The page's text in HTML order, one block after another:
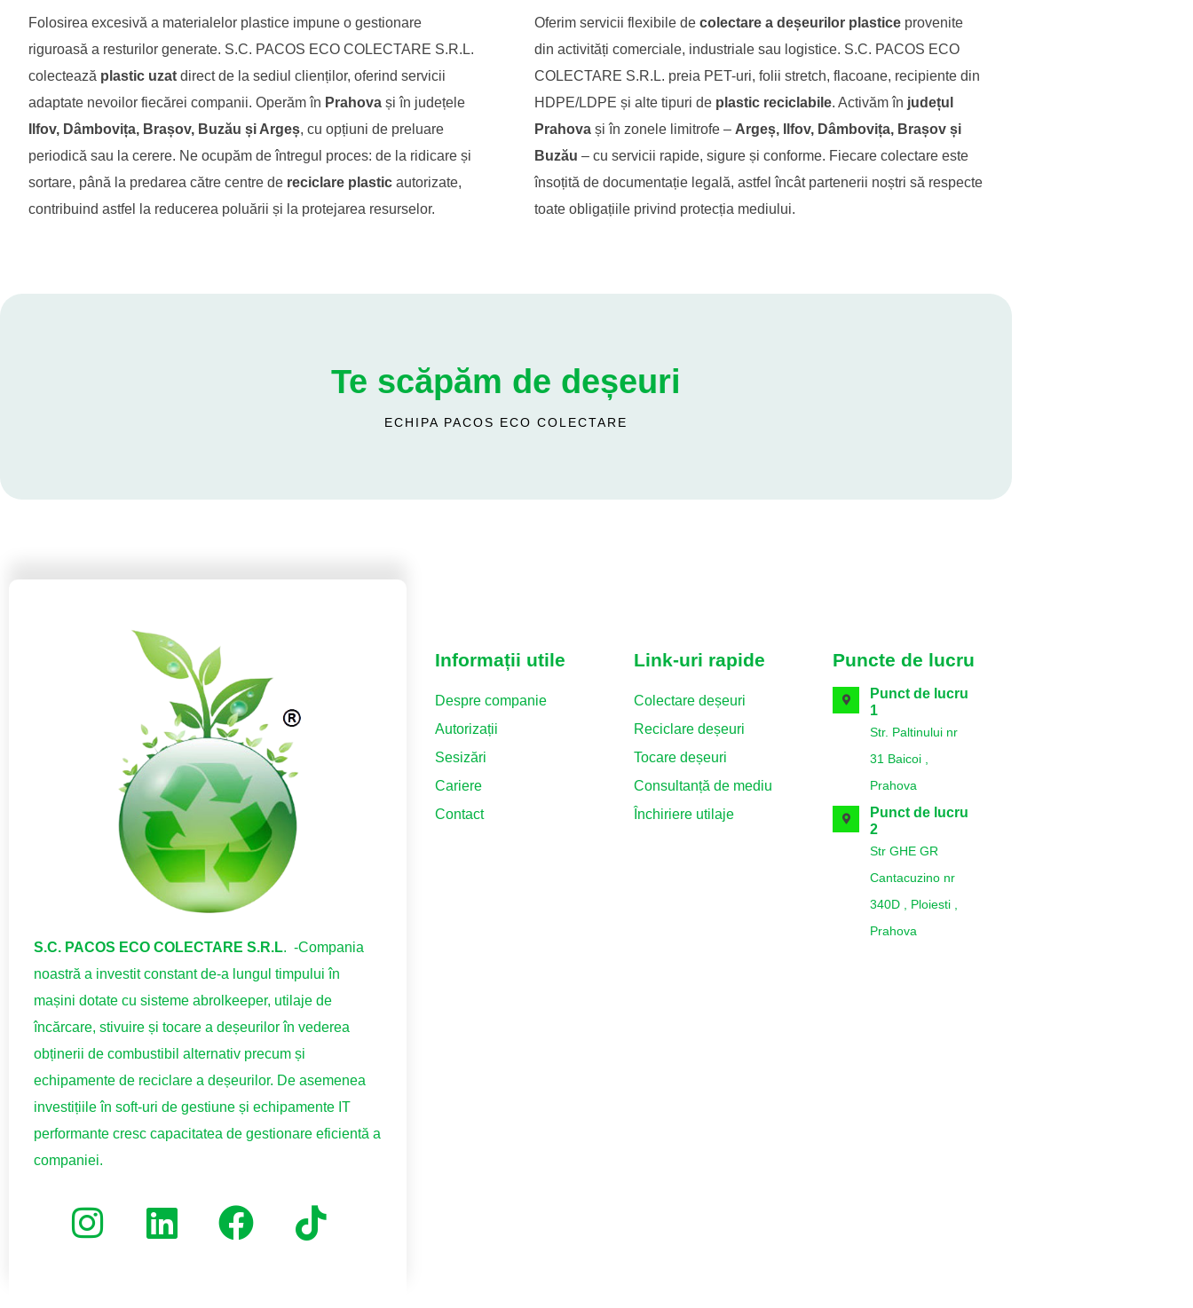
Folosirea excesivă a materialelor plastice impune o gestionare
riguroasă a resturilor generate. S.C. PACOS ECO COLECTARE S.R.L.
colectează plastic uzat direct de la sediul clienților, oferind servicii
adaptate nevoilor fiecărei companii. Operăm în Prahova și în județele
Ilfov, Dâmbovița, Brașov, Buzău și Argeș, cu opțiuni de preluare
periodică sau la cerere. Ne ocupăm de întregul proces: de la ridicare și
sortare, până la predarea către centre de reciclare plastic autorizate,
contribuind astfel la reducerea poluării și la protejarea resurselor.
Oferim servicii flexibile de colectare a deșeurilor plastice provenite
din activități comerciale, industriale sau logistice. S.C. PACOS ECO
COLECTARE S.R.L. preia PET-uri, folii stretch, flacoane, recipiente din
HDPE/LDPE și alte tipuri de plastic reciclabile. Activăm în județul
Prahova și în zonele limitrofe – Argeș, Ilfov, Dâmbovița, Brașov și
Buzău – cu servicii rapide, sigure și conforme. Fiecare colectare este
însoțită de documentație legală, astfel încât partenerii noștri să respecte
toate obligațiile privind protecția mediului.
Te scăpăm de deșeuri
ECHIPA PACOS ECO COLECTARE
S.C. PACOS ECO COLECTARE S.R.L. -Compania
noastră a investit constant de-a lungul timpului în
mașini dotate cu sisteme abrolkeeper, utilaje de
încărcare, stivuire și tocare a deșeurilor în vederea
obținerii de combustibil alternativ precum și
echipamente de reciclare a deșeurilor. De asemenea
investițiile în soft-uri de gestiune și echipamente IT
performante cresc capacitatea de gestionare eficientă a
companiei.
Informații utile
Despre companie
Autorizații
Sesizări
Cariere
Contact
Link-uri rapide
Colectare deșeuri
Reciclare deșeuri
Tocare deșeuri
Consultanță de mediu
Închiriere utilaje
Puncte de lucru
Punct de lucru
1
Str. Paltinului nr
31 Baicoi ,
Prahova
Punct de lucru
2
Str GHE GR
Cantacuzino nr
340D , Ploiesti ,
Prahova